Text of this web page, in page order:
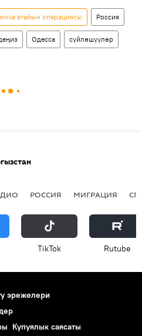
атайын операциясы Россия
Одесса сүйлөшүүлөр
РОССИЯ МИГРАЦИЯ
ТikТоk Rutube
эрежелери
Купуялык саясаты